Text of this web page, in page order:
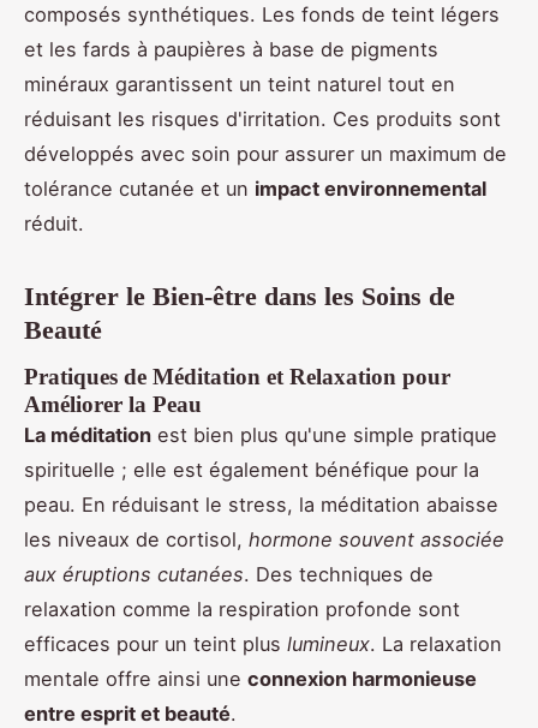
composés synthétiques. Les fonds de teint légers
et les fards à paupières à base de pigments
minéraux garantissent un teint naturel tout en
réduisant les risques d'irritation. Ces produits sont
développés avec soin pour assurer un maximum de
tolérance cutanée et un impact environnemental
réduit.
Intégrer le Bien-être dans les Soins de
Beauté
Pratiques de Méditation et Relaxation pour
Améliorer la Peau
La méditation est bien plus qu'une simple pratique
spirituelle ; elle est également bénéfique pour la
peau. En réduisant le stress, la méditation abaisse
les niveaux de cortisol, hormone souvent associée
aux éruptions cutanées. Des techniques de
relaxation comme la respiration profonde sont
efficaces pour un teint plus lumineux. La relaxation
mentale offre ainsi une connexion harmonieuse
entre esprit et beauté.